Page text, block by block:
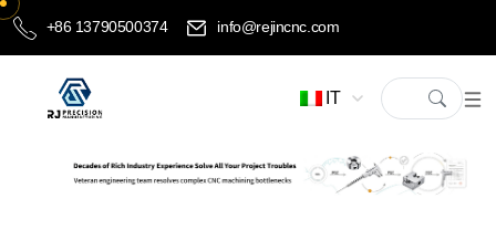
+86 13790500374 info@rejincnc.com
IT